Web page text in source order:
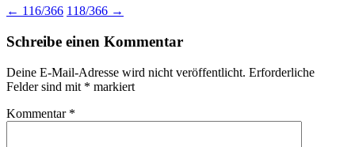
← 116/366 118/366 →
Schreibe einen Kommentar
Deine E-Mail-Adresse wird nicht veröffentlicht. Erforderliche
Felder sind mit * markiert
Kommentar *